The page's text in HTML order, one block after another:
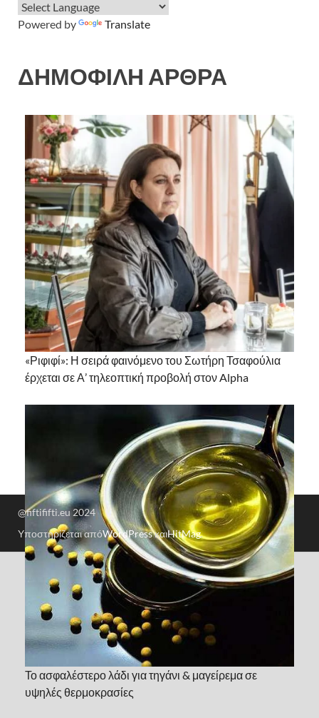
Powered by Translate
ΔΗΜΟΦΙΛΗ ΑΡΘΡΑ
«Ριφιφί»: Η σειρά φαινόμενο του Σωτήρη Τσαφούλια
έρχεται σε Α’ τηλεοπτική προβολή στον Alpha
Το ασφαλέστερο λάδι για τηγάνι & μαγείρεμα σε
υψηλές θερμοκρασίες
@fiftififti.eu 2024
Υποστηρίζεται απόWordPressκαιHitMag.